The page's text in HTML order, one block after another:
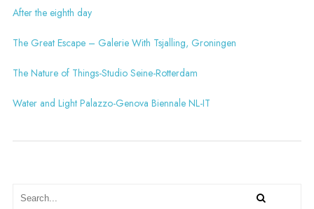
After the eighth day
The Great Escape – Galerie With Tsjalling, Groningen
The Nature of Things-Studio Seine-Rotterdam
Water and Light Palazzo-Genova Biennale NL-IT